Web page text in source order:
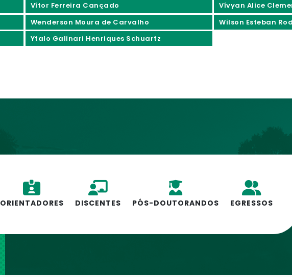
Vítor Ferreira Cançado
Vívyan Alice
Wenderson Moura de Carvalho
Wilson Esteban
Ytalo Galinari Henriques Schuartz
ORIENTADORES DISCENTES PÓS-DOUTORANDOS EGRESSOS